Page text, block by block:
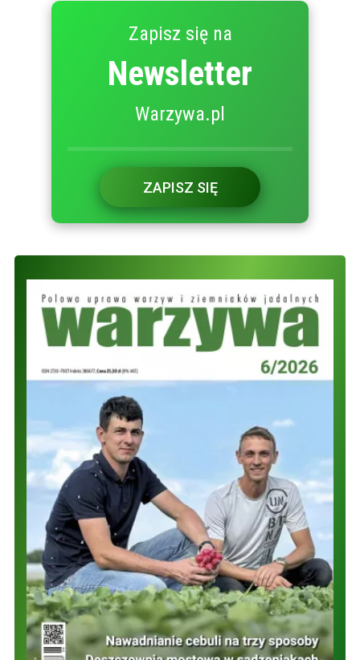
Zapisz się na
Newsletter
Warzywa.pl
ZAPISZ SIĘ